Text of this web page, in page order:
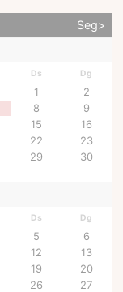
Seg>
Ds Dg
1
2
8
9
15
16
22
23
29
30
Ds Dg
5
6
12
13
19
20
26
27